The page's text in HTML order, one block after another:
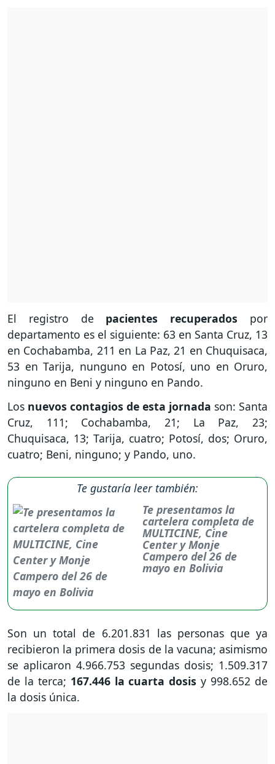
El registro de pacientes recuperados por
departamento es el siguiente: 63 en Santa Cruz, 13
en Cochabamba, 211 en La Paz, 21 en Chuquisaca,
53 en Tarija, nunguno en Potosí, uno en Oruro,
ninguno en Beni y ninguno en Pando.
Los nuevos contagios de esta jornada son: Santa
Cruz, 111; Cochabamba, 21; La Paz, 23;
Chuquisaca, 13; Tarija, cuatro; Potosí, dos; Oruro,
cuatro; Beni, ninguno; y Pando, uno.
Te gustaría leer también:
Te presentamos la
cartelera completa de
MULTICINE, Cine
Center y Monje
Campero del 26 de
mayo en Bolivia
Son un total de 6.201.831 las personas que ya
recibieron la primera dosis de la vacuna; asimismo
se aplicaron 4.966.753 segundas dosis; 1.509.317
de la terca; 167.446 la cuarta dosisy 998.652 de
la dosis única.